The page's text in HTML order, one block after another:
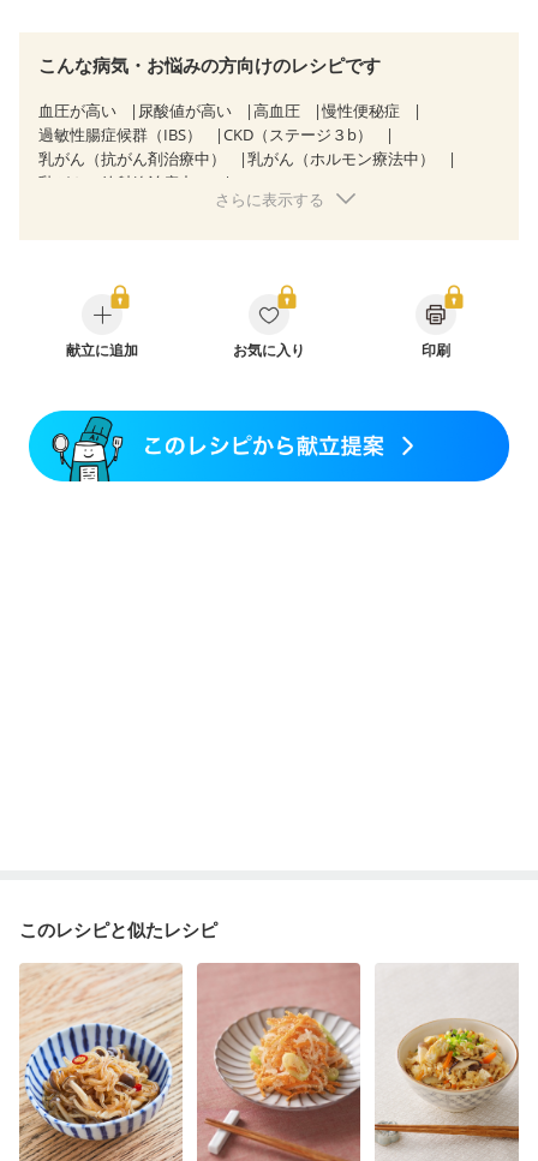
こんな病気・お悩みの方向けのレシピです
血圧が高い 尿酸値が高い 高血圧
慢性便秘症
過敏性腸症候群（IBS）
CKD（ステージ３b）
乳がん（抗がん剤治療中）
乳がん（ホルモン療法中）
乳がん（放射線治療中）
乳がん治療を終えた方・経過観察中の方など
妊婦健診・血糖値が気になる（初期）
妊娠高血圧(中期)
妊娠糖尿病(初期)
産後（母乳）
産後（ミルク）
骨粗しょう症
関節リウマチ
さらに表示する
献立に追加 お気に入り 印刷
このレシピと似たレシピ